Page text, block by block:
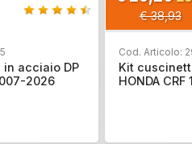
acciaio DP
2026
€ 38,93
Cod. Articolo:
Kit
HONDA